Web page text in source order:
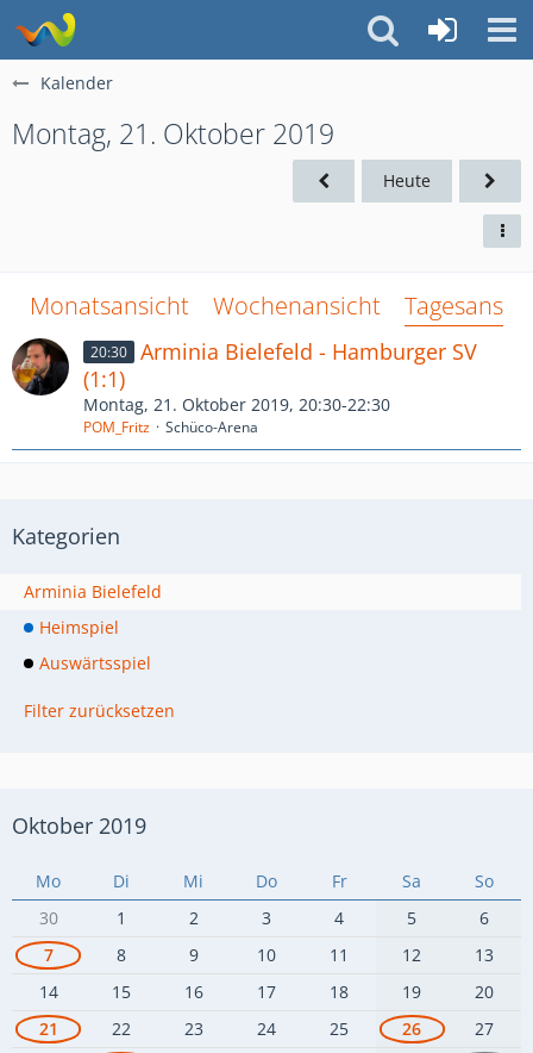
Kalender
Montag, 21. Oktober 2019
Heute
Monatsansicht Wochenansicht
20:30
Arminia Bielefeld - Hamburger SV
(1:1)
Montag, 21. Oktober 2019, 20:30-22:30
POM_Fritz Schüco-Arena
Kategorien
Arminia Bielefeld
Heimspiel
Auswärtsspiel
Filter zurücksetzen
Oktober 2019
Mo Di Mi Do Fr Sa
So
30
1 2 3 4 5
6
7
8 9 10 11 12
13
14
15 16 17 18 19
20
21
22 23 24 25 26
27